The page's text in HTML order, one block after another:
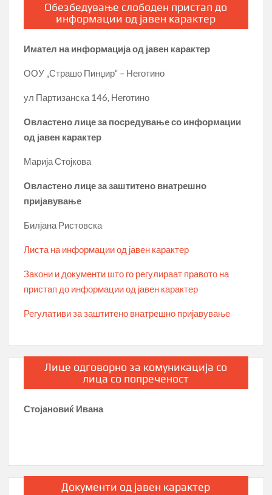
Обезбедување слободен пристап до
информации од јавен карактер
Имател на информација од јавен карактер
ООУ „Страшо Пинџир“ – Неготино
ул Партизанска 146, Неготино
Овластено лице за посредување со информации
од јавен карактер
Марија Стојкова
Овластено лице за заштитено внатрешно
пријавување
Билјана Ристовска
Листа на информации од јавен карактер
Закони и документи што го регулираат правото на
пристап до информации од јавен карактер
Регулативи за заштитено внатрешно пријавување
Лице одговорно за комуникација со
лица со попреченост
Стојановиќ Ивана
Документи од јавен карактер